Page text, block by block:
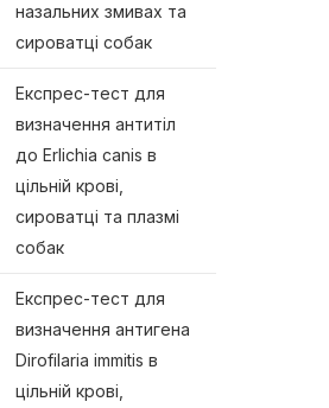
назальних змивах та
сироватці собак
Експрес-тест для
визначення антитіл
до Erlichia canis в
цільній крові,
сироватці та плазмі
собак
Експрес-тест для
визначення антигена
Dirofilaria immitis в
цільній крові,